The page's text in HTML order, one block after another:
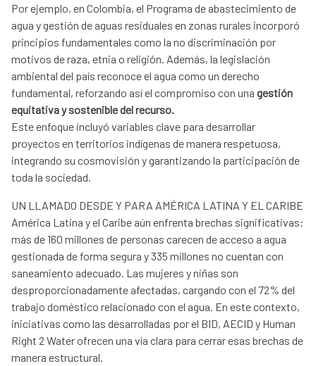
Por ejemplo, en Colombia, el Programa de abastecimiento de
agua y gestión de aguas residuales en zonas rurales incorporó
principios fundamentales como la no discriminación por
motivos de raza, etnia o religión. Además, la legislación
ambiental del país reconoce el agua como un derecho
fundamental, reforzando así el compromiso con una gestión
equitativa y sostenible del recurso.
Este enfoque incluyó variables clave para desarrollar
proyectos en territorios indígenas de manera respetuosa,
integrando su cosmovisión y garantizando la participación de
toda la sociedad.
UN LLAMADO DESDE Y PARA AMÉRICA LATINA Y EL CARIBE
América Latina y el Caribe aún enfrenta brechas significativas:
más de 160 millones de personas carecen de acceso a agua
gestionada de forma segura y 335 millones no cuentan con
saneamiento adecuado. Las mujeres y niñas son
desproporcionadamente afectadas, cargando con el 72% del
trabajo doméstico relacionado con el agua. En este contexto,
iniciativas como las desarrolladas por el BID, AECID y Human
Right 2 Water ofrecen una vía clara para cerrar esas brechas de
manera estructural.